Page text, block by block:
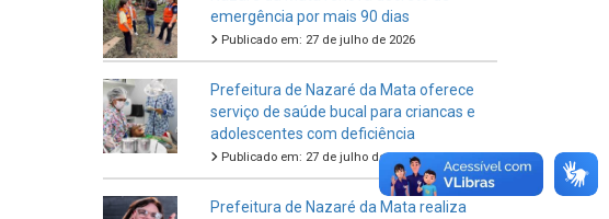
emergência por mais 90 dias
Publicado em: 27 de julho de 2026
Prefeitura de Nazaré da Mata oferece
serviço de saúde bucal para criancas e
adolescentes com deficiência
Publicado em: 27 de julho de 2026
Prefeitura de Nazaré da Mata realiza